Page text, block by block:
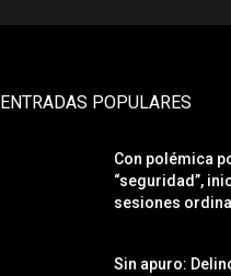
ENTRADAS POPULARES
Con polémica
“seguridad”,
sesiones
Sin apuro: